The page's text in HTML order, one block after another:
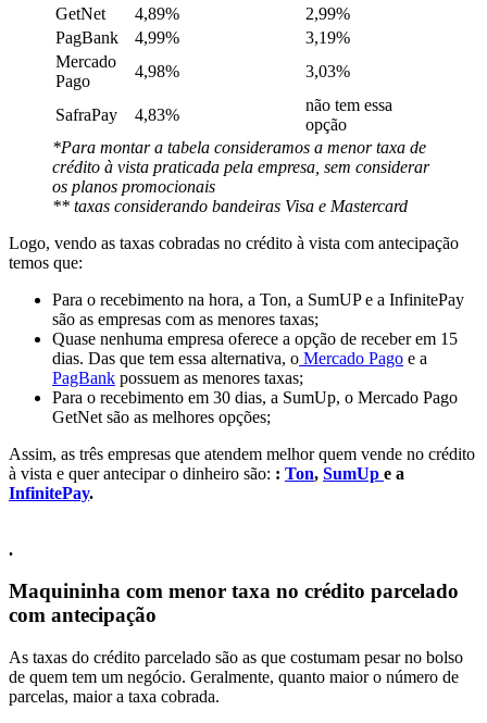
GetNet
4,89%
2,99%
PagBank
4,99%
3,19%
Mercado
Pago
4,98% 3,03%
SafraPay 4,83%
não tem essa
opção
*Para montar a tabela consideramos a menor taxa de
crédito à vista praticada pela empresa, sem considerar
os planos promocionais
** taxas considerando bandeiras Visa e Mastercard
Logo, vendo as taxas cobradas no crédito à vista com antecipação
temos que:
Para o recebimento na hora, a Ton, a SumUP e a InfinitePay
são as empresas com as menores taxas;
Quase nenhuma empresa oferece a opção de receber em 15
dias. Das que tem essa alternativa, o Mercado Pago e a
PagBank possuem as menores taxas;
Para o recebimento em 30 dias, a SumUp, o Mercado Pago
GetNet são as melhores opções;
Assim, as três empresas que atendem melhor quem vende no crédito
à vista e quer antecipar o dinheiro são: : Ton, SumUp e a
InfinitePay.
.
Maquininha com menor taxa no crédito parcelado
com antecipação
As taxas do crédito parcelado são as que costumam pesar no bolso
de quem tem um negócio. Geralmente, quanto maior o número de
parcelas, maior a taxa cobrada.